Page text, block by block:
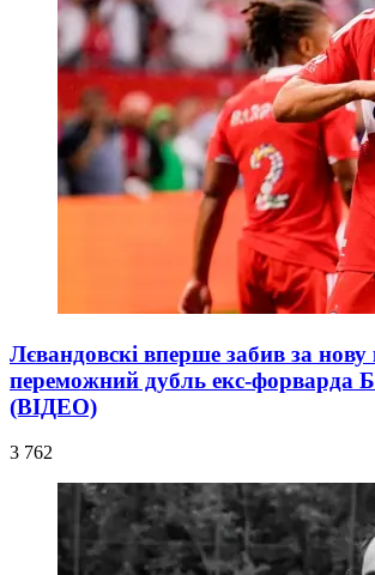
Лєвандовскі вперше забив за
переможний дубль екс-форварда
(ВІДЕО)
3 762